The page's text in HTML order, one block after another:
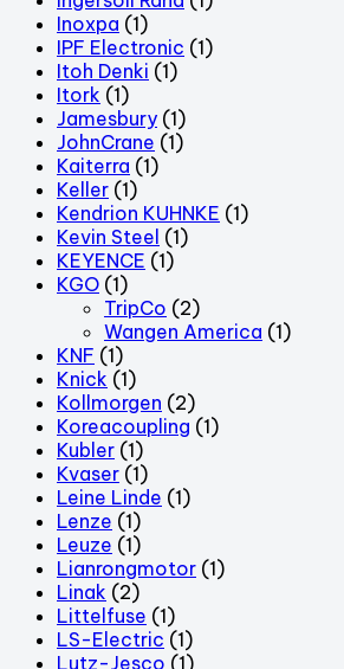
Inoxpa (1)
IPF Electronic (1)
Itoh Denki (1)
Itork (1)
Jamesbury (1)
JohnCrane (1)
Kaiterra (1)
Keller (1)
Kendrion KUHNKE (1)
Kevin Steel (1)
KEYENCE (1)
KGO (1)
TripCo (2)
Wangen America (1)
KNF (1)
Knick (1)
Kollmorgen (2)
Koreacoupling (1)
Kubler (1)
Kvaser (1)
Leine Linde (1)
Lenze (1)
Leuze (1)
Lianrongmotor (1)
Linak (2)
Littelfuse (1)
LS-Electric (1)
Lutz-Jesco (1)